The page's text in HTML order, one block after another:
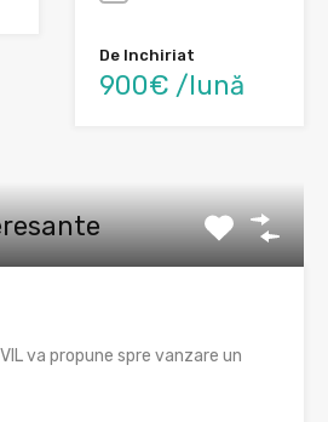
De Inchiriat
900€ /lună
va propune spre vanzare un